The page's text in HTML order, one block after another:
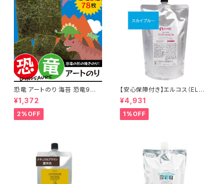
恐竜 アートのり 海苔 恐竜9種
類 足跡 恐竜卵 ( 切り抜き78枚
入 ) 全形2枚分 人気の恐竜 ティ
ラノサウルス トリケラトプス ステ
ゴサウルス 送料無料
¥1,372
2%OFF
【安心保障付き】エルコス（ELLC
OS） キュプアスカラーバター【ス
カイブルー】 700g トリートメン
トカラー カラー剤 トリートメント
白髪染め ヘアカラー 低刺激 ヘ
¥4,931
1%OFF